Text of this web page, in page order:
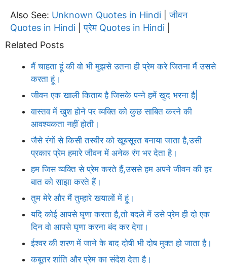
Also See: Unknown Quotes in Hindi |जीवन
Quotes in Hindi |प्रेम Quotes in Hindi
Related Posts
मैं चाहता हूं की वो भी मुझसे उतना ही प्रेम करे जितना मैं उससे
करता हूं।
जीवन एक खाली किताब है जिसके पन्ने हमें खुद भरना है|
वास्तव में खुश होने पर व्यक्ति को कुछ साबित करने की
आवश्यकता नहीं होती।
जैसे रंगों से किसी तस्वीर को खूबसूरत बनाया जाता है,उसी
प्रकार प्रेम हमारे जीवन में अनेक रंग भर देता है।
हम जिस व्यक्ति से प्रेम करते हैं,उससे हम अपने जीवन की हर
बात को साझा करते हैं।
तुम मेरे और मैं तुम्हारे खयालों में हूं।
यदि कोई आपसे घृणा करता है,तो बदले में उसे प्रेम ही दो एक
दिन वो आपसे घृणा करना बंद कर देगा।
ईश्वर की शरण में जाने के बाद दोषी भी दोष मुक्त हो जाता है।
कबूतर शांति और प्रेम का संदेश देता है।